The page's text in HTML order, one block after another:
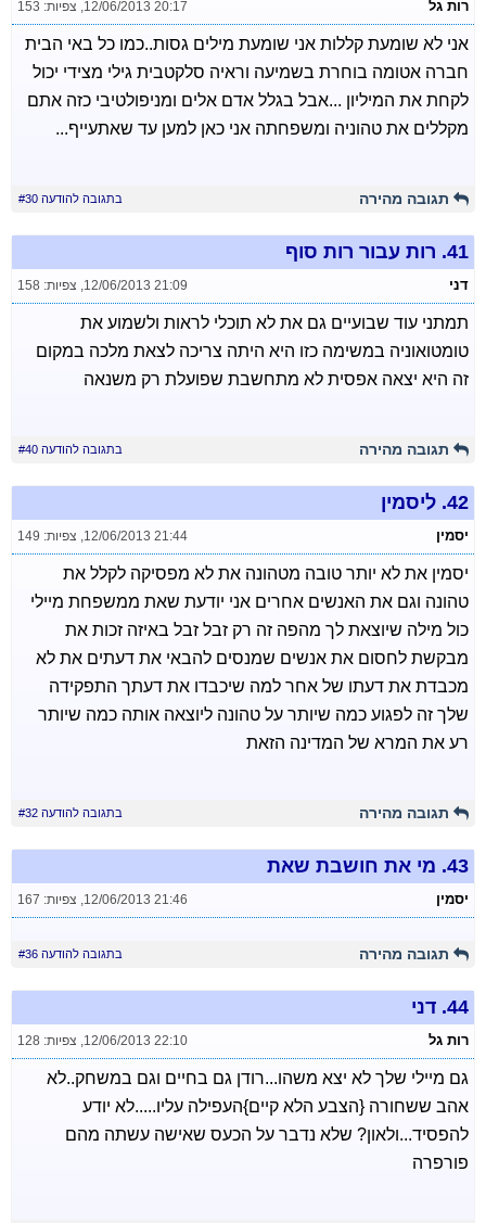
רות גל 12/06/2013 20:17
, צפיות: 153
אני לא שומעת קללות אני שומעת מילים גסות..כמו כל באי הבית
חברה אטומה בוחרת בשמיעה וראיה סלקטבית גילי מצידי יכול
לקחת את המיליון ...אבל בגלל אדם אלים ומניפולטיבי כזה אתם
מקללים את טהוניה ומשפחתה אני כאן למען עד שאתעייף...
תגובה מהירה בתגובה להודעה #30
41. רות עבור רות סוף
דני 12/06/2013 21:09
, צפיות: 158
תמתני עוד שבועיים גם את לא תוכלי לראות ולשמוע את
טומטואוניה במשימה כזו היא היתה צריכה לצאת מלכה במקום
זה היא יצאה אפסית לא מתחשבת שפועלת רק משנאה
תגובה מהירה בתגובה להודעה #40
42. ליסמין
יסמין 12/06/2013 21:44
, צפיות: 149
יסמין את לא יותר טובה מטהונה את לא מפסיקה לקלל את
טהונה וגם את האנשים אחרים אני יודעת שאת ממשפחת מיילי
כול מילה שיוצאת לך מהפה זה רק זבל זבל באיזה זכות את
מבקשת לחסום את אנשים שמנסים להבאי את דעתים את לא
מכבדת את דעתו של אחר למה שיכבדו את דעתך התפקידה
שלך זה לפגוע כמה שיותר על טהונה ליוצאה אותה כמה שיותר
רע את המרא של המדינה הזאת
תגובה מהירה בתגובה להודעה #32
43. מי את חושבת שאת
יסמין 12/06/2013 21:46
, צפיות: 167
תגובה מהירה בתגובה להודעה #36
44. דני
רות גל 12/06/2013 22:10
, צפיות: 128
גם מיילי שלך לא יצא משהו...רודן גם בחיים וגם במשחק..לא
אהב ששחורה {הצבע הלא קיים}העפילה עליו.....לא יודע
להפסיד...ולאון? שלא נדבר על הכעס שאישה עשתה מהם
פורפרה